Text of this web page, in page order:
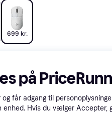
699 kr.
på
får adgang til
Hvis du vælger Accepter,